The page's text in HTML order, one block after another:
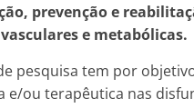
prevenção e
e metabólicas.
pesquisa tem por
e/ou terapêutica nas